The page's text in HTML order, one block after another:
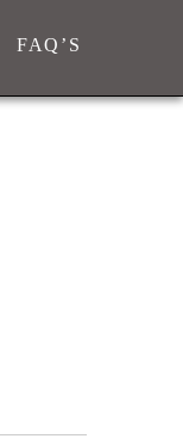
FAQ’S